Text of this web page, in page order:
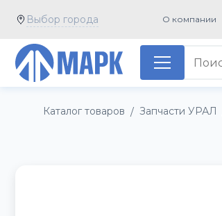
Выбор города О компании
Каталог товаров / Запчасти УРАЛ